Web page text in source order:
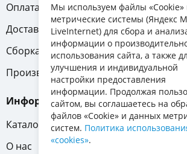
Оплата
Вопрос-
Доставка
Обмен и
Сборка
Гарантия
Производители
Информация
Каталог мебели
О нас
Мы используем файлы «Cookie»
метрические системы (Яндекс
LiveInternet) для сбора и
информации о
использования сайта, а также
улучшения и индивидуальной
настройки предоставления
информации. Продолжая
сайтом, вы соглашаетесь на
файлов «Cookie» и данных
систем. Политика
«cookies».